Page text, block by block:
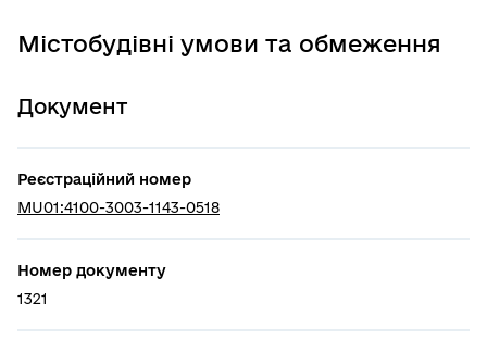
Містобудівні умови та обмеження
Документ
Реєстраційний номер
MU01:4100-3003-1143-0518
Номер документу
1321